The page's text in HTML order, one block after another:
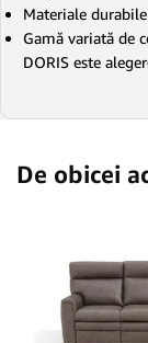
Materiale
Gamă variată de
DORIS este
De obicei